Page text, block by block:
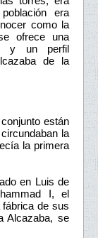
era
como la
ofrece una
y un perfil
de la
están
la
la primera
en Luis de
I, el
de sus
Alcazaba, se